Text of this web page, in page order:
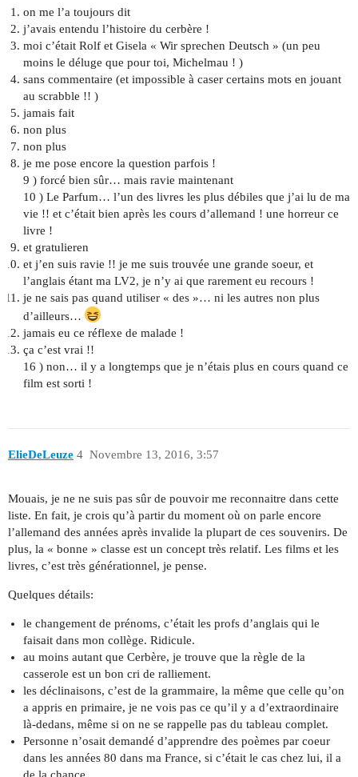
on me l’a toujours dit
j’avais entendu l’histoire du cerbère !
moi c’était Rolf et Gisela « Wir sprechen Deutsch » (un peu
moins le déluge que pour toi, Michelmau ! )
sans commentaire (et impossible à caser certains mots en jouant
au scrabble !! )
jamais fait
non plus
non plus
je me pose encore la question parfois !
9 ) forcé bien sûr… mais ravie maintenant
10 ) Le Parfum… l’un des livres les plus débiles que j’ai lu de ma
vie !! et c’était bien après les cours d’allemand ! une horreur ce
livre !
et gratulieren
et j’en suis ravie !! je me suis trouvée une grande soeur, et
l’anglais étant ma LV2, je n’y ai que rarement eu recours !
je ne sais pas quand utiliser « des »… ni les autres non plus
d’ailleurs…
jamais eu ce réflexe de malade !
ça c’est vrai !!
16 ) non… il y a longtemps que je n’étais plus en cours quand ce
film est sorti !
ElieDeLeuze Novembre 13, 2016, 3:57
4
Mouais, je ne ne suis pas sûr de pouvoir me reconnaitre dans cette
liste. En fait, je crois qu’à partir du moment où on parle encore
l’allemand des années après invalide la plupart de ces souvenirs. De
plus, la « bonne » classe est un concept très relatif. Les films et les
livres, c’est très générationnel, je pense.
Quelques détails:
le changement de prénoms, c’était les profs d’anglais qui le
faisait dans mon collège. Ridicule.
au moins autant que Cerbère, je trouve que la règle de la
casserole est un bon cri de ralliement.
les déclinaisons, c’est de la grammaire, la même que celle qu’on
a appris en primaire, je ne vois pas ce qu’il y a d’extraordinaire
là-dedans, même si on ne se rappelle pas du tableau complet.
Personne n’osait demandé d’apprendre des poèmes par coeur
dans les années 80 dans ma France, si c’était le cas chez lui, il a